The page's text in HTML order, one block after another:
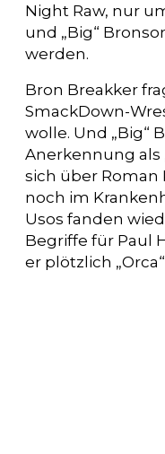
Night Raw, nur
und „Big“
werden.
Bron Breakker
SmackDown-
wolle. Und „Big“
Anerkennung als
sich über Roman
noch im
Usos fanden
Begriffe für Paul
er plötzlich